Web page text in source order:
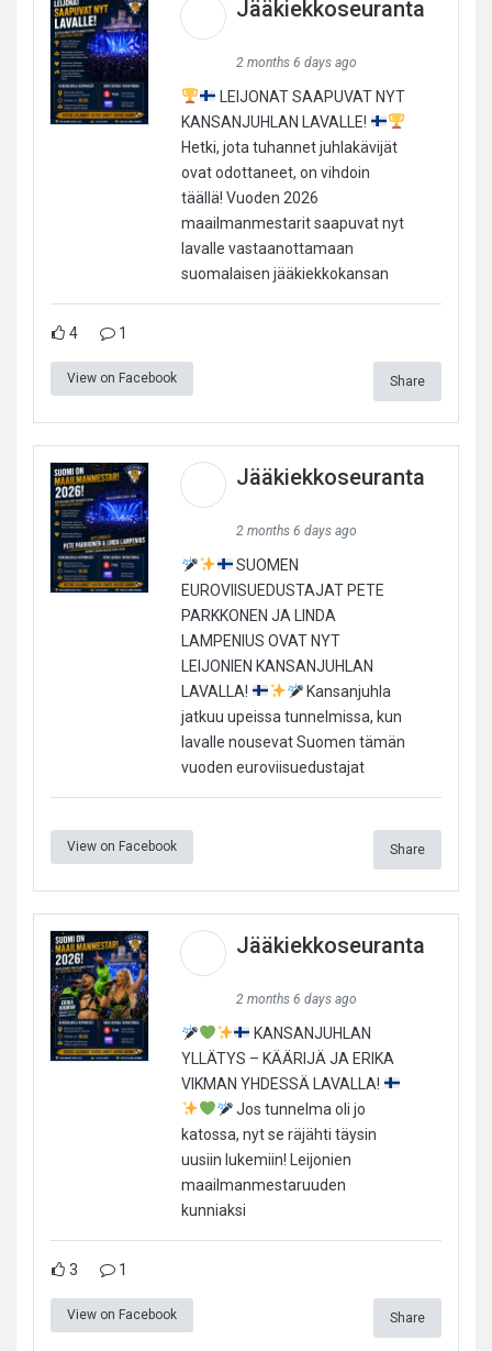
Jääkiekkoseuranta
2 months 6 days ago
LEIJONAT SAAPUVAT NYT
KANSANJUHLAN LAVALLE!
Hetki, jota tuhannet juhlakävijät
ovat odottaneet, on vihdoin
täällä! Vuoden 2026
maailmanmestarit saapuvat nyt
lavalle vastaanottamaan
suomalaisen jääkiekkokansan
4 1
View on Facebook Share
Jääkiekkoseuranta
2 months 6 days ago
SUOMEN
EUROVIISUEDUSTAJAT PETE
PARKKONEN JA LINDA
LAMPENIUS OVAT NYT
LEIJONIEN KANSANJUHLAN
LAVALLA!
Kansanjuhla
jatkuu upeissa tunnelmissa, kun
lavalle nousevat Suomen tämän
vuoden euroviisuedustajat
View on Facebook Share
Jääkiekkoseuranta
2 months 6 days ago
KANSANJUHLAN
YLLÄTYS – KÄÄRIJÄ JA ERIKA
VIKMAN YHDESSÄ LAVALLA!
Jos tunnelma oli jo
katossa, nyt se räjähti täysin
uusiin lukemiin! Leijonien
maailmanmestaruuden
kunniaksi
3 1
View on Facebook Share